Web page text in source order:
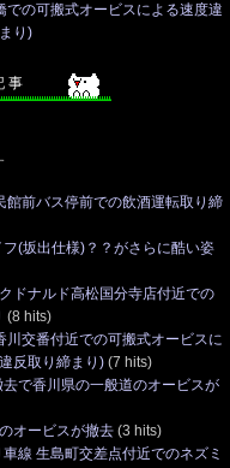
の可搬式オービスによる速度違
り)
事
前バス停前での飲酒運転取り締
(坂出仕様)？？がさらに酷い姿
ドナルド高松国分寺店付近での
(8 hits)
交番付近での可搬式オービスに
反取り締まり) (7 hits)
で香川県の一般道のオービスが
オービスが撤去 (3 hits)
線 生島町交差点付近でのネズミ